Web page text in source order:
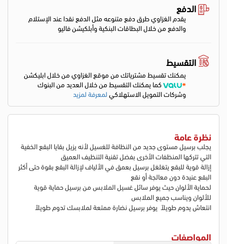
الدفع
يقدم الغزاوي طرق دفع متنوعه مثل الدفع نقدا عند الإستلام
والدفع من خلال البطاقات البنكية وأبلكيشن فاليو
التقسيط
يمكنك تقسيط مشترياتك من موقع الغزاوي من خلال ابليكشن
كما يمكنك التقسيط من خلال العديد من البنوك
وشركات التمويل الاستهلاكيلمعرفة لمزيد
نظرة عامة
يجلب برسيل مستوى جديد من النظافة للغسيل لأنه يزيل بقايا البقع الخفية
التي تتركها المنظفات الأخرى بفضل تقنية التنظيف العميق
إزالة قوية للبقع يتغلغل برسيل بعمق في الألياف لإزالة البقع بقوة حتى أكثر
البقع عنيدة دون معالجة أو نقع
لحماية الألوان حيث يوفر سائل غسيل الملابس من برسيل حماية قوية
للألوان ويناسب جميع الملابس
انتعاش يدوم طويلاً يوفر برسيل نضارة ممتعة لملابسك تدوم طويلاً
المواصفات